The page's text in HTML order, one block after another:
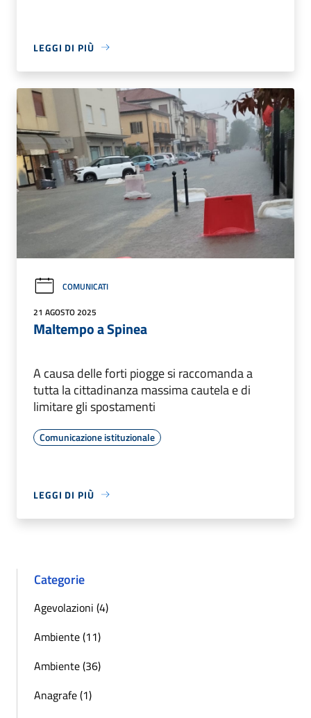
LEGGI DI PIÙ
COMUNICATI
21 AGOSTO 2025
Maltempo a Spinea
A causa delle forti piogge si raccomanda a
tutta la cittadinanza massima cautela e di
limitare gli spostamenti
Comunicazione istituzionale
LEGGI DI PIÙ
Categorie
Agevolazioni (4)
Ambiente (11)
Ambiente (36)
Anagrafe (1)